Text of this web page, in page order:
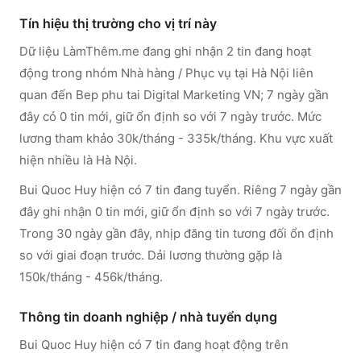
Tín hiệu thị trường cho vị trí này
Dữ liệu LàmThêm.me đang ghi nhận 2 tin đang hoạt
động trong nhóm Nhà hàng / Phục vụ tại Hà Nội liên
quan đến Bep phu tai Digital Marketing VN; 7 ngày gần
đây có 0 tin mới, giữ ổn định so với 7 ngày trước. Mức
lương tham khảo 30k/tháng - 335k/tháng. Khu vực xuất
hiện nhiều là Hà Nội.
Bui Quoc Huy hiện có 7 tin đang tuyển. Riêng 7 ngày gần
đây ghi nhận 0 tin mới, giữ ổn định so với 7 ngày trước.
Trong 30 ngày gần đây, nhịp đăng tin tương đối ổn định
so với giai đoạn trước. Dải lương thường gặp là
150k/tháng - 456k/tháng.
Thông tin doanh nghiệp / nhà tuyển dụng
Bui Quoc Huy hiện có 7 tin đang hoạt động trên